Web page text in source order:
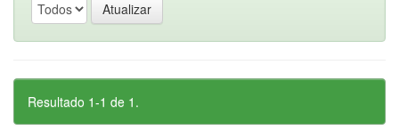
Resultado 1-1 de 1.